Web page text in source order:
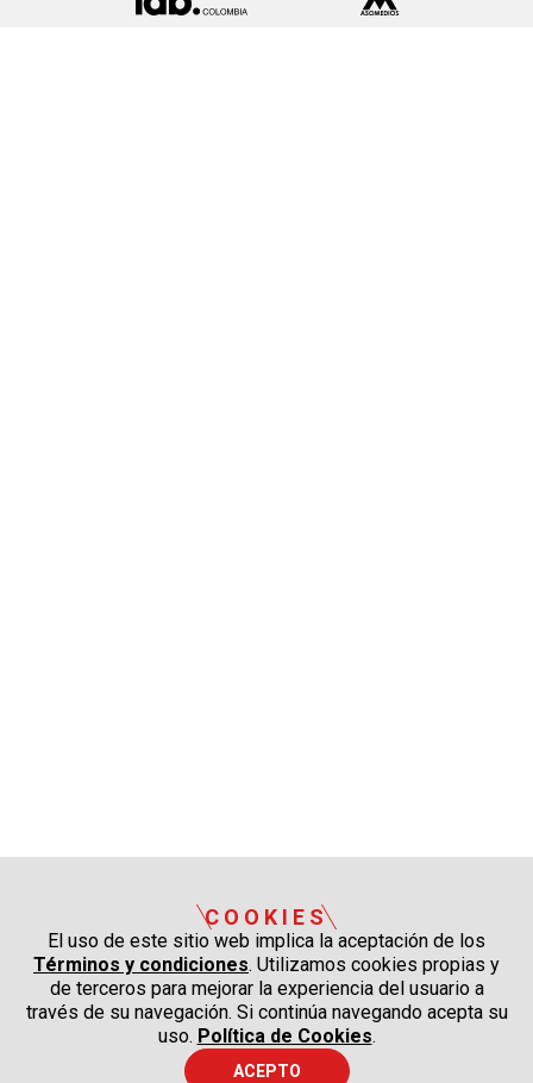
COOKIES
El uso de este sitio web implica la aceptación de los
Términos y condiciones. Utilizamos cookies propias y
de terceros para mejorar la experiencia del usuario a
través de su navegación. Si continúa navegando acepta su
uso. Política de Cookies.
ACEPTO